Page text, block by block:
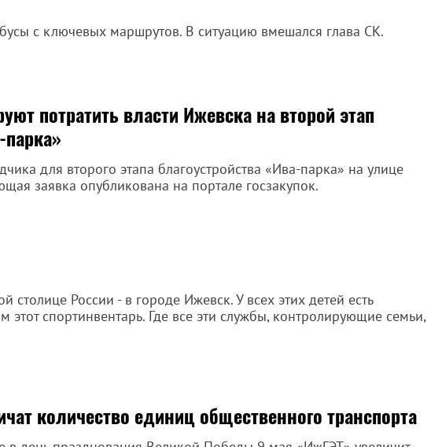
с ключевых маршрутов. В ситуацию вмешался глава СК.
потратить власти Ижевска на второй этап
для второго этапа благоустройства «Ива-парка» на улице
заявка опубликована на портале госзакупок.
столице России - в городе Ижевск. У всех этих детей есть
этот спортинвентарь. Где все эти службы, контролирующие семьи,
количество единиц общественного транспорта